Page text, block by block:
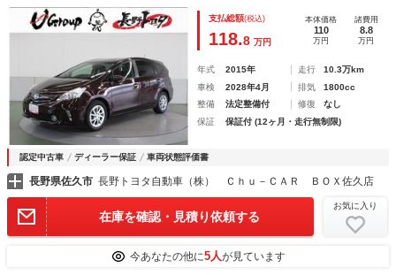
ドランプ
支払総額(税込)
118.8 万円
本体価格
110
万円
諸費用
8.8
万円
年式 2015年 走行
10.3万km
車検
2028年4月 排気
1800cc
整備
法定整備付 修復
なし
保証
保証付 (12ヶ月・走行無制限)
認定中古車 ディーラー保証 車両状態評価書
長野県佐久市 長野トヨタ自動車（株） Ｃｈｕ－ＣＡＲ ＢＯＸ佐久店
在庫を確認・見積り依頼する
お気に入り
今あなたの他に5人が見ています